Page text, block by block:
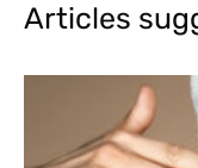
Articles